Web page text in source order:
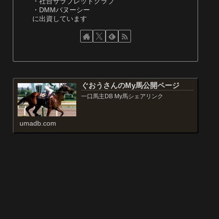
・DMMバヌーシー
に出資しています
ぐおうさんのMy馬公開ページ
一口馬主DB My馬シェアリンク
umadb.com